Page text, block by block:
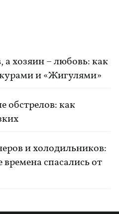
хозяин – любовь: как
и «Жигулями»
обстрелов: как
и холодильников:
спасались от